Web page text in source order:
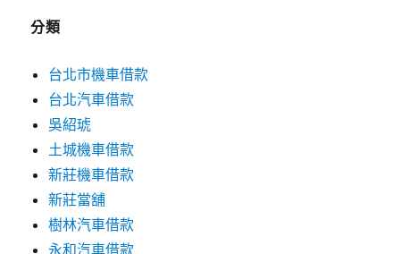
分類
台北市機車借款
台北汽車借款
吳紹琥
土城機車借款
新莊機車借款
新莊當舖
樹林汽車借款
永和汽車借款